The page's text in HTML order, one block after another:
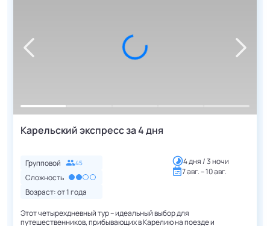
Карельский экспресс за 4 дня
Групповой 45
Сложность
Возраст: от1года
4 дня / 3 ночи
7 авг. – 10 авг.
Этот четырехдневный тур – идеальный выбор для
путешественников, прибывающих в Карелию на поезде и